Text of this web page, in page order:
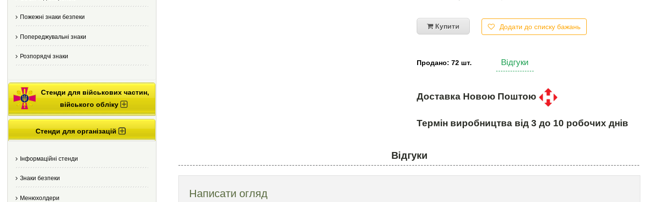
Пожежні знаки безпеки
Попереджувальні знаки
Розпорядчі знаки
Стенди для військових частин,
війського обліку
Стенди для організацій
Інформаційні стенди
Знаки безпеки
Менюхолдери
Купити Додати до списку бажань
Продано: 72 шт. Відгуки
Доставка Новою Поштою
Термін виробництва від 3 до 10 робочих днів
Відгуки
Написати огляд